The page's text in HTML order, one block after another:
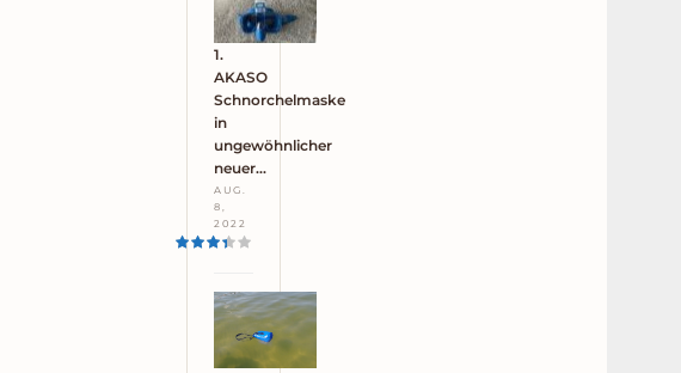
1.
AKASO
Schnorchelmaske
in
ungewöhnlicher
neuer…
AUG.
8,
2022